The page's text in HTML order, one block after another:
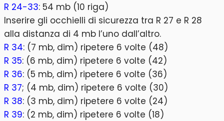
R 24-33: 54 mb (10 riga)
Inserire gli occhielli di sicurezza tra R 27 e R 28
alla distanza di 4 mb l’uno dall’altro.
R 34: (7 mb, dim) ripetere 6 volte (48)
R 35: (6 mb, dim) ripetere 6 volte (42)
R 36: (5 mb, dim) ripetere 6 volte (36)
R 37; (4 mb, dim) ripetere 6 volte (30)
R 38: (3 mb, dim) ripetere 6 volte (24)
R 39: (2 mb, dim) ripetere 6 volte (18)